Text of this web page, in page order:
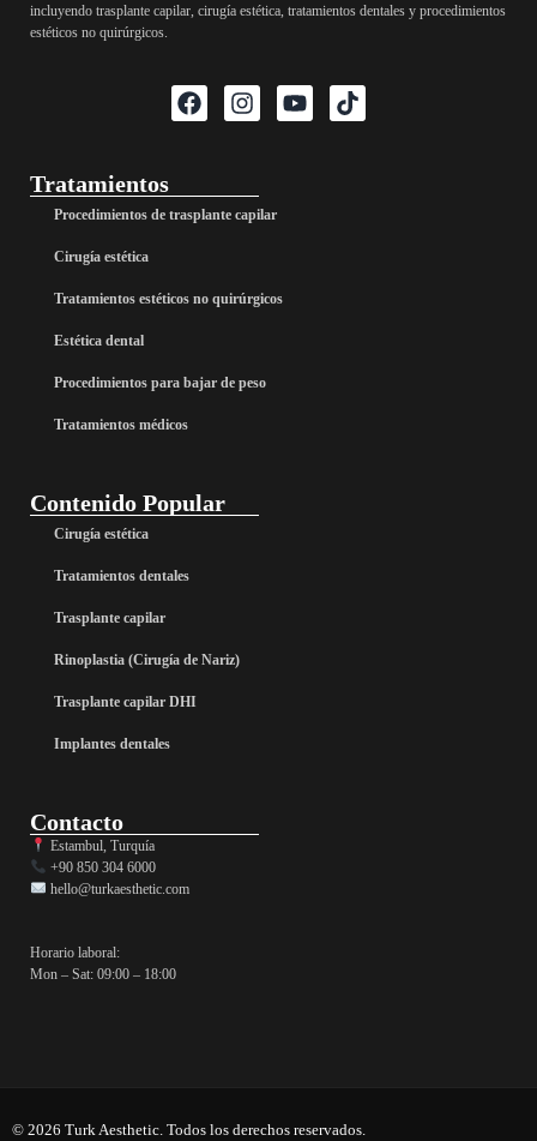
incluyendo trasplante capilar, cirugía estética, tratamientos dentales y procedimientos
estéticos no quirúrgicos.
Tratamientos
Procedimientos de trasplante capilar
Cirugía estética
Tratamientos estéticos no quirúrgicos
Estética dental
Procedimientos para bajar de peso
Tratamientos médicos
Contenido Popular
Cirugía estética
Tratamientos dentales
Trasplante capilar
Rinoplastia (Cirugía de Nariz)
Trasplante capilar DHI
Implantes dentales
Contacto
Estambul, Turquía
+90 850 304 6000
hello@turkaesthetic.com
Horario laboral:
Mon – Sat: 09:00 – 18:00
© 2026 Turk Aesthetic. Todos los derechos reservados.